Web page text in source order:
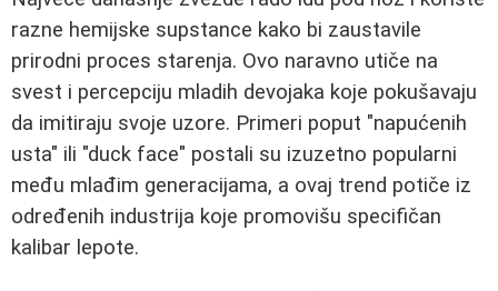
razne hemijske supstance kako bi zaustavile
prirodni proces starenja. Ovo naravno utiče na
svest i percepciju mladih devojaka koje pokušavaju
da imitiraju svoje uzore. Primeri poput "napućenih
usta" ili "duck face" postali su izuzetno popularni
među mlađim generacijama, a ovaj trend potiče iz
određenih industrija koje promovišu specifičan
kalibar lepote.